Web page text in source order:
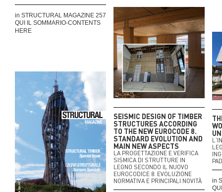
in STRUCTURAL MAGAZINE 257
QUI IL SOMMARIO-CONTENTS
HERE
SEISMIC DESIGN OF TIMBER
STRUCTURES ACCORDING
TO THE NEW EUROCODE 8.
STANDARD EVOLUTION AND
MAIN NEW ASPECTS
LA PROGETTAZIONE E VERIFICA
SISMICA DI STRUTTURE IN
LEGNO SECONDO IL NUOVO
EUROCODICE 8. EVOLUZIONE
NORMATIVA E PRINCIPALI NOVITÀ
in